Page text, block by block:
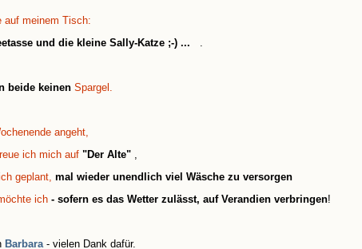
auf meinem Tisch:
und die kleine Sally-Katze ;-) ... .
beide keinen Spargel.
angeht,
ich mich auf "Der Alte" ,
geplant, mal wieder unendlich viel Wäsche zu versorgen
ich - sofern es das Wetter zulässt, auf Verandien verbringen!
Barbara- vielen Dank dafür.